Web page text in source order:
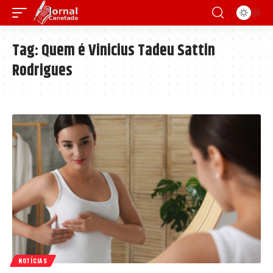
Tag:Quem é Vinicius Tadeu Sattin
Rodrigues
NOTÍCIAS